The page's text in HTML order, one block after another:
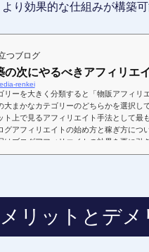
り効果的な仕組みが構築可
つブログ
の次にやるべきアフィリエ
renkei
リーを大きく分類すると「物販アフィリ
大まかなカテゴリーのどちらかを選択し
ト上で見るアフィリエイト手法として最
グアフィリエイトの始め方と稼ぎ方につ
はブログアフィリエイトの効果を更に引
リットとデメ